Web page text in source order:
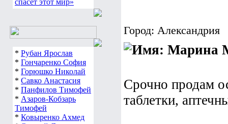
спасет этот мир»
* Рубан Ярослав
* Гончаренко София
* Горюшко Николай
* Савко Анастасия
* Панфилов Тимофей
* Азаров-Кобзарь
Тимофей
* Ковыренко Ахмед
Город: Александрия
Срочно продам
таблетки,